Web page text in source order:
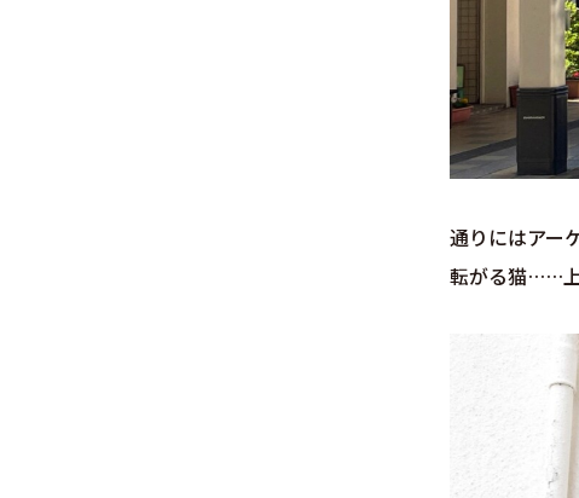
通りにはアー
転がる猫……上